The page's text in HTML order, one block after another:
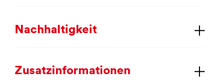
Nach­hal­tig­keit
Zu­satz­in­for­ma­tio­nen